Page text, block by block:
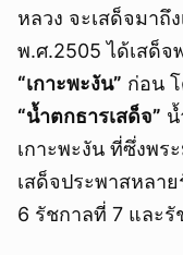
หลวง จะเสด็จมาถึ
พ.ศ.2505 ได้เสด็จ
“เกาะพะงัน” ก่อน
“น้ำตกธารเสด็จ”
เกาะพะงัน ที่ซึ่งพร
เสด็จประพาสหลา
6 รัชกาลที่ 7 และรั
ยกเ